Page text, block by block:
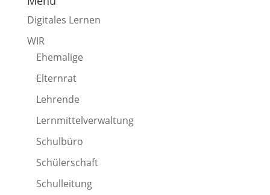
Digitales Lernen
WIR
Ehemalige
Elternrat
Lehrende
Lernmittelverwaltung
Schulbüro
Schülerschaft
Schulleitung